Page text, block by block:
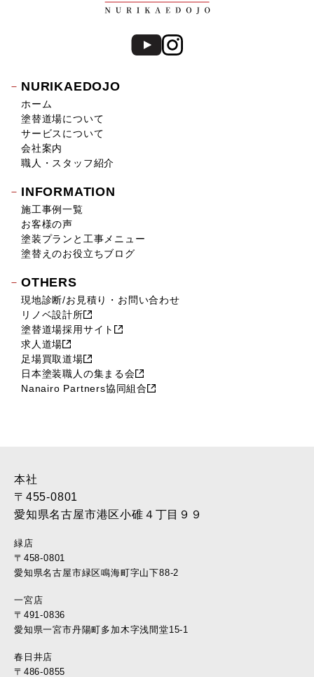
NURIKAEDOJO
ホーム
塗替道場について
サービスについて
会社案内
職人・スタッフ紹介
INFORMATION
施工事例一覧
お客様の声
塗装プランと工事メニュー
塗替えのお役立ちブログ
OTHERS
現地診断/お見積り・お問い合わせ
リノベ設計所
塗替道場採用サイト
求人道場
足場買取道場
日本塗装職人の集まる会
Nanairo Partners協同組合
本社
〒455-0801
愛知県名古屋市港区小碓４丁目９９
緑店
〒458-0801
愛知県名古屋市緑区鳴海町字山下88-2
一宮店
〒491-0836
愛知県一宮市丹陽町多加木字浅間堂15-1
春日井店
〒486-0855